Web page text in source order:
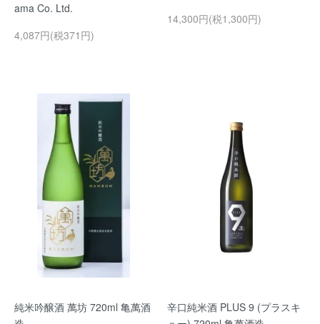
ama Co. Ltd.
4,087円(税371円)
14,300円(税1,300円)
純米吟醸酒 萬坊 720ml 亀萬酒
辛口純米酒 PLUS 9 (プラスキ